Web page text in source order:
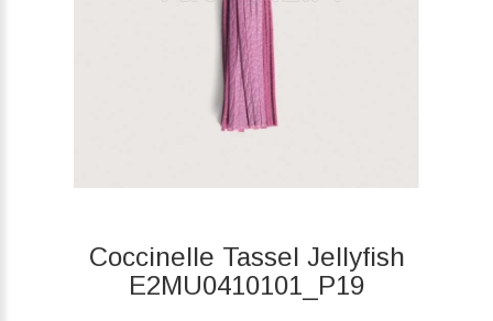
Coccinelle Tassel Jellyfish
E2MU0410101_P19